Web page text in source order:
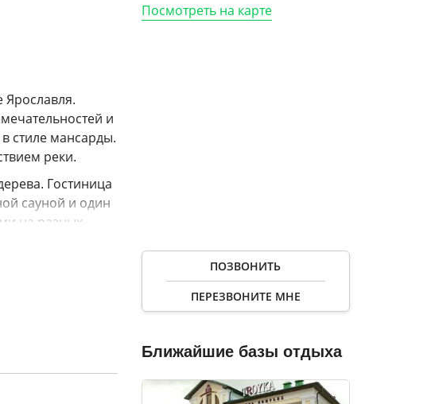
Ярославля.
и
стиле мансарды.
реки.
Гостиница
сауной и один
на разных
Посмотреть на карте
ПОЗВОНИТЬ
ПЕРЕЗВОНИТЕ МНЕ
Ближайшие базы отдыха